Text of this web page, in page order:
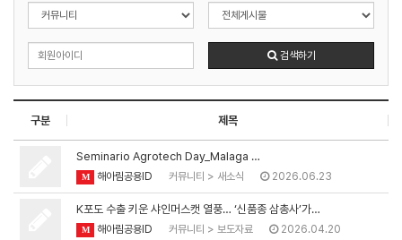
검색하기
구분 제목
Seminario Agrotech Day_Malaga …
M 해아림공용ID 커뮤니티 > 새소식 2026.06.23
K포도 수출 키운 샤인머스캣 열풍… ‘신품종 삼총사’가…
M 해아림공용ID 커뮤니티 > 보도자료 2026.04.20